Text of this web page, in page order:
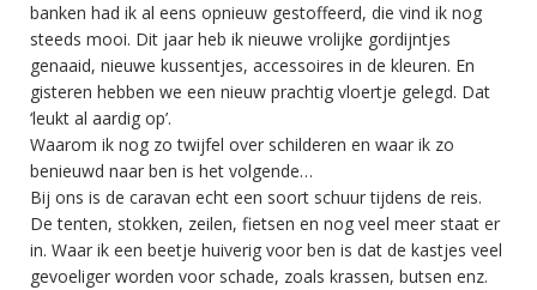
banken had ik al eens opnieuw gestoffeerd, die vind ik nog
steeds mooi. Dit jaar heb ik nieuwe vrolijke gordijntjes
genaaid, nieuwe kussentjes, accessoires in de kleuren. En
gisteren hebben we een nieuw prachtig vloertje gelegd. Dat
‘leukt al aardig op’.
Waarom ik nog zo twijfel over schilderen en waar ik zo
benieuwd naar ben is het volgende…
Bij ons is de caravan echt een soort schuur tijdens de reis.
De tenten, stokken, zeilen, fietsen en nog veel meer staat er
in. Waar ik een beetje huiverig voor ben is dat de kastjes veel
gevoeliger worden voor schade, zoals krassen, butsen enz.